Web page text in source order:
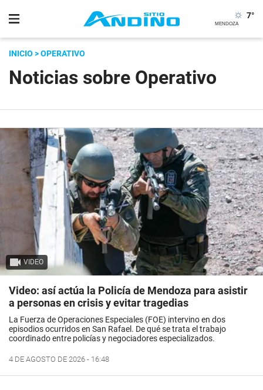
7°
INICIO > OPERATIVO
Noticias sobre Operativo
VIDEO
Video: así actúa la Policía de Mendoza para asistir
a personas en crisis y evitar tragedias
La Fuerza de Operaciones Especiales (FOE) intervino en dos
episodios ocurridos en San Rafael. De qué se trata el trabajo
coordinado entre policías y negociadores especializados.
4 DE AGOSTO DE 2026 - 16:48